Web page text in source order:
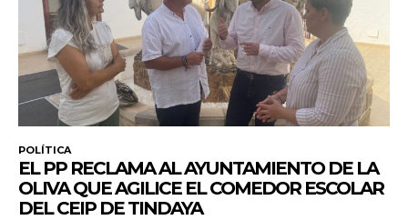
POLÍTICA
EL PP RECLAMA AL AYUNTAMIENTO DE LA
OLIVA QUE AGILICE EL COMEDOR ESCOLAR
DEL CEIP DE TINDAYA